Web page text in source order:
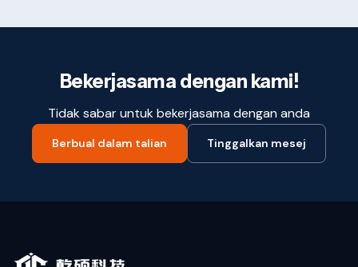
Bekerjasama dengan kami!
Tidak sabar untuk bekerjasama dengan anda
Berbual dalam talian Tinggalkan mesej